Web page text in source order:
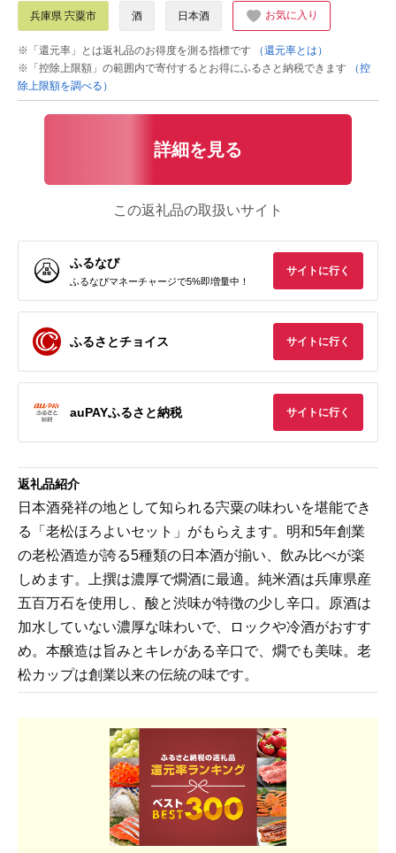
兵庫県 宍粟市 酒 日本酒 お気に入り
※「還元率」とは返礼品のお得度を測る指標です
（還元率とは）
※「控除上限額」の範囲内で寄付するとお得にふるさと納税できます
（控
除上限額を調べる）
詳細を見る
この返礼品の取扱いサイト
ふるなび
ふるなびマネーチャージで5%即増量中！
サイトに行く
ふるさとチョイス サイトに行く
auPAYふるさと納税 サイトに行く
返礼品紹介
日本酒発祥の地として知られる宍粟の味わいを堪能でき
る「老松ほろよいセット」がもらえます。明和5年創業
の老松酒造が誇る5種類の日本酒が揃い、飲み比べが楽
しめます。上撰は濃厚で燗酒に最適。純米酒は兵庫県産
五百万石を使用し、酸と渋味が特徴の少し辛口。原酒は
加水していない濃厚な味わいで、ロックや冷酒がおすす
め。本醸造は旨みとキレがある辛口で、燗でも美味。老
松カップは創業以来の伝統の味です。